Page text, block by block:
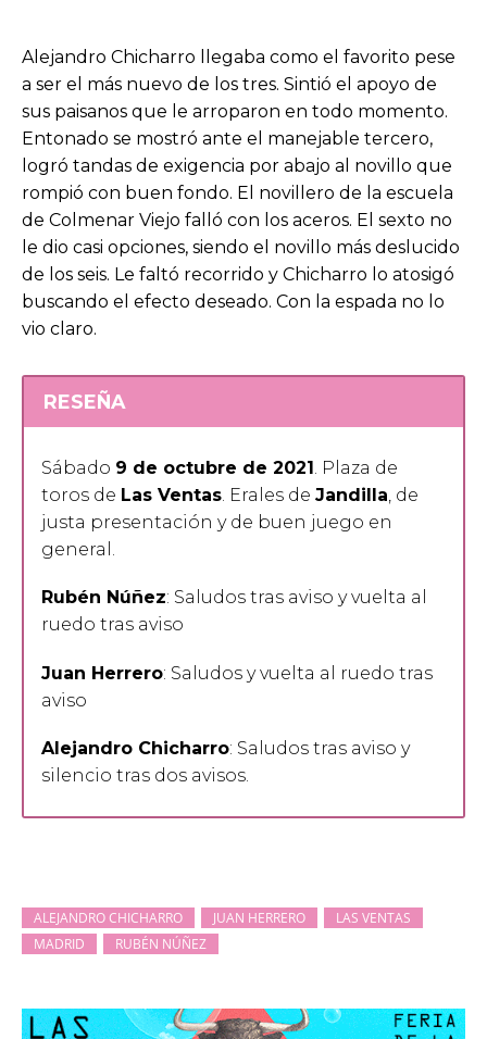
Alejandro Chicharro llegaba como el favorito pese
a ser el más nuevo de los tres. Sintió el apoyo de
sus paisanos que le arroparon en todo momento.
Entonado se mostró ante el manejable tercero,
logró tandas de exigencia por abajo al novillo que
rompió con buen fondo. El novillero de la escuela
de Colmenar Viejo falló con los aceros. El sexto no
le dio casi opciones, siendo el novillo más deslucido
de los seis. Le faltó recorrido y Chicharro lo atosigó
buscando el efecto deseado. Con la espada no lo
vio claro.
RESEÑA
Sábado 9 de octubre de 2021. Plaza de
toros de Las Ventas. Erales de Jandilla, de
justa presentación y de buen juego en
general.
Rubén Núñez: Saludos tras aviso y vuelta al
ruedo tras aviso
Juan Herrero: Saludos y vuelta al ruedo tras
aviso
Alejandro Chicharro: Saludos tras aviso y
silencio tras dos avisos.
ALEJANDRO CHICHARRO JUAN HERRERO
LAS VENTAS
MADRID
RUBÉN NÚÑEZ